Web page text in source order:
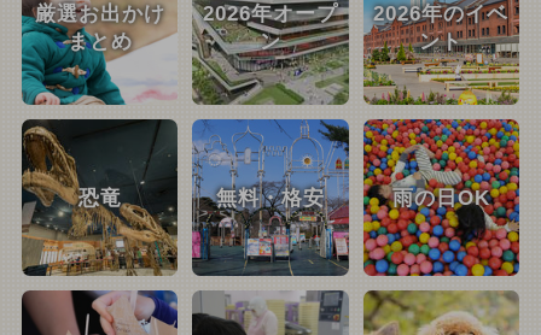
厳選お出かけ
まとめ
2026年オープ
ン
2026年のイベ
ント
恐竜 無料・格安 雨の日OK